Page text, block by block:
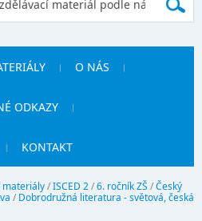
O NÁS
ODKAZY
KONTAKT
materiály/ISCED 2/6. ročník ZŠ /Český
/ Dobrodružná literatura - světová, česká